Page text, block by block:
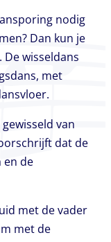
nodig
Dan kun je
wisseldans
met
van
dat de
en de
met de vader
met de